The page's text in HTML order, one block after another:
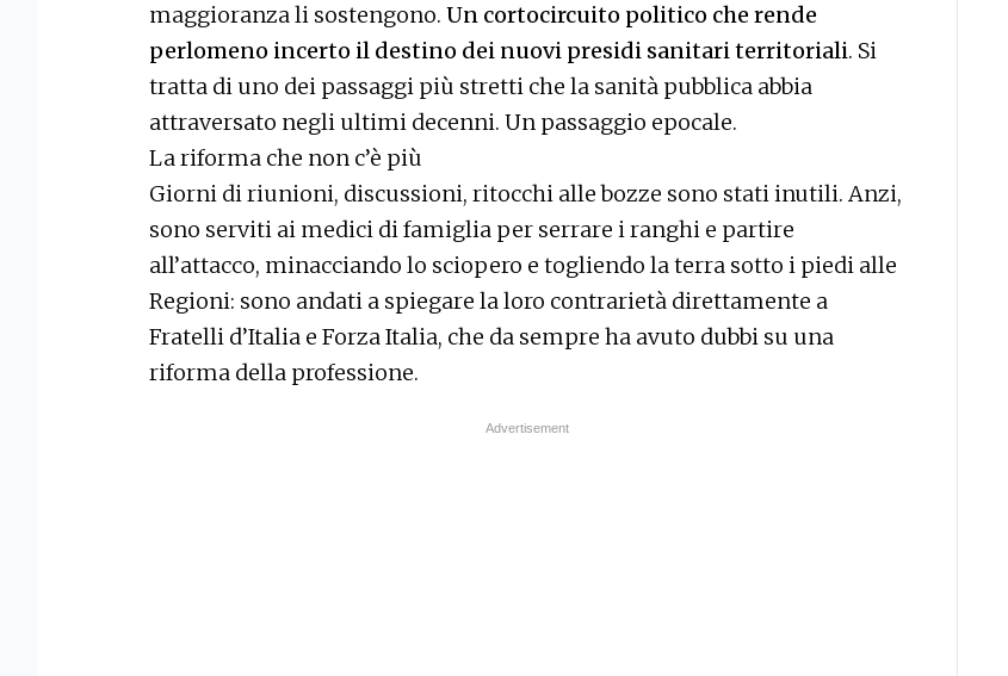
maggioranza li sostengono. Un cortocircuito politico che rende
perlomeno incerto il destino dei nuovi presidi sanitari territoriali. Si
tratta di uno dei passaggi più stretti che la sanità pubblica abbia
attraversato negli ultimi decenni. Un passaggio epocale.
La riforma che non c’è più
Giorni di riunioni, discussioni, ritocchi alle bozze sono stati inutili. Anzi,
sono serviti ai medici di famiglia per serrare i ranghi e partire
all’attacco, minacciando lo sciopero e togliendo la terra sotto i piedi alle
Regioni: sono andati a spiegare la loro contrarietà direttamente a
Fratelli d’Italia e Forza Italia, che da sempre ha avuto dubbi su una
riforma della professione.